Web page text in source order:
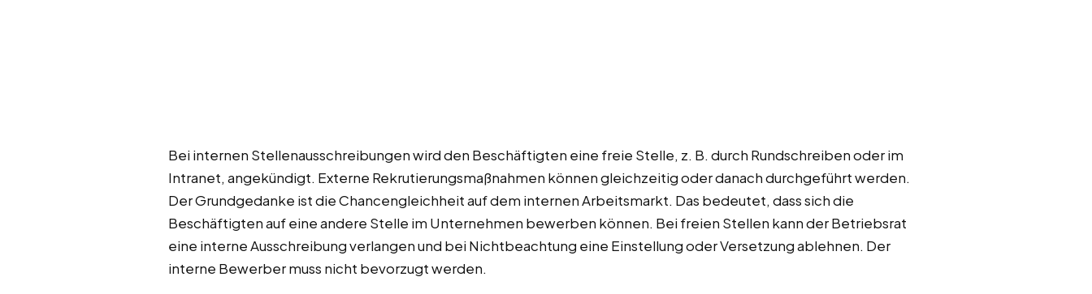
Bei internen Stellenausschreibungen wird den Beschäftigten eine freie Stelle, z. B. durch Rundschreiben oder im
Intranet, angekündigt. Externe Rekrutierungsmaßnahmen können gleichzeitig oder danach durchgeführt werden.
Der Grundgedanke ist die Chancengleichheit auf dem internen Arbeitsmarkt. Das bedeutet, dass sich die
Beschäftigten auf eine andere Stelle im Unternehmen bewerben können. Bei freien Stellen kann der Betriebsrat
eine interne Ausschreibung verlangen und bei Nichtbeachtung eine Einstellung oder Versetzung ablehnen. Der
interne Bewerber muss nicht bevorzugt werden.